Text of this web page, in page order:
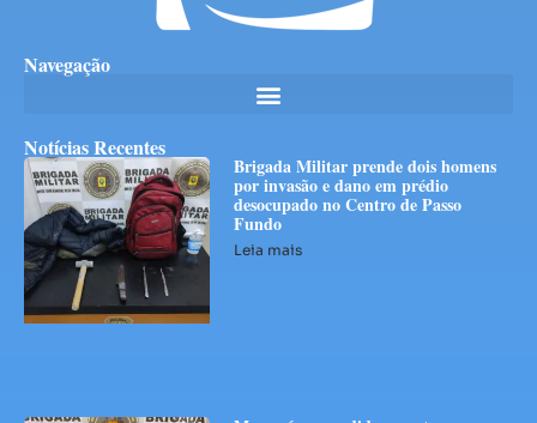
Navegação
Notícias Recentes
Brigada Militar prende dois homens
por invasão e dano em prédio
desocupado no Centro de Passo
Fundo
Leia mais